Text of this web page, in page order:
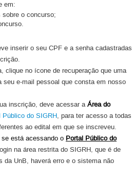
em:
o concurso;
inserir o seu CPF e a senha cadastradas
clique no ícone de recuperação que uma
seu e-mail pessoal que consta em nosso
inscrição, deve acessar aÁrea do
Público do SIGRH, para ter acesso a todas
ao edital em que se inscreveu.
está acessando o Portal Público do
na área restrita do SIGRH, que é de
da UnB, haverá erro e o sistema não